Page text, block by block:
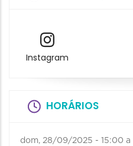
Instagram
HORÁRIOS
dom, 28/09/2025 - 15:00 a